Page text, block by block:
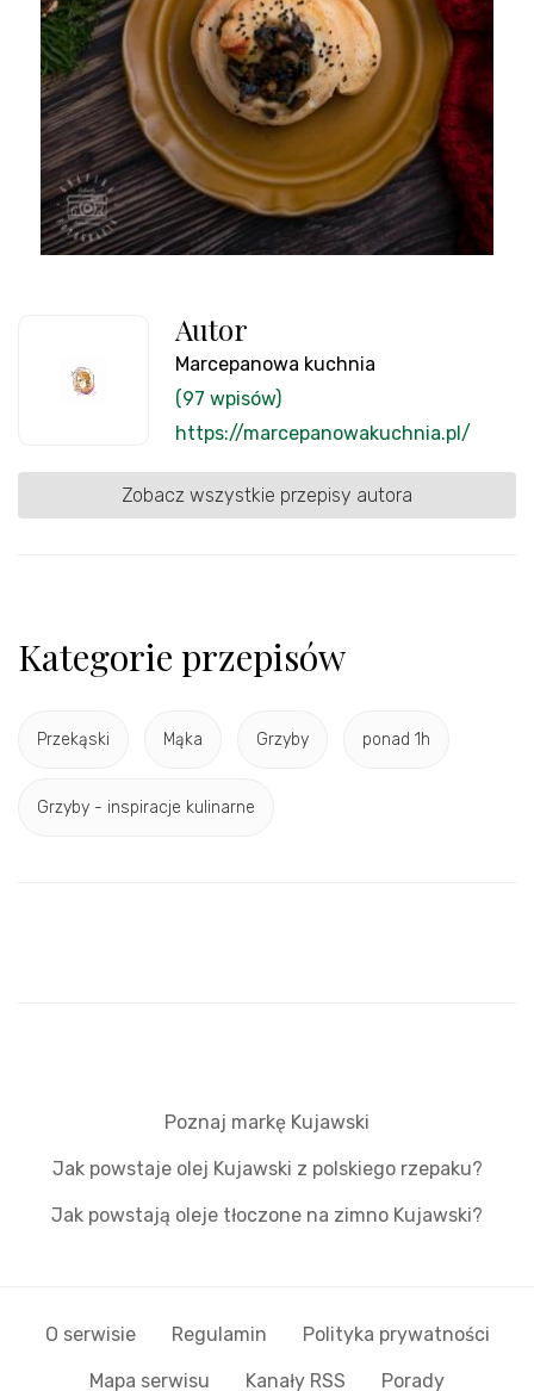
Autor
Marcepanowa kuchnia
(97 wpisów)
https://marcepanowakuchnia.pl/
Zobacz wszystkie przepisy autora
Kategorie przepisów
Przekąski Mąka Grzyby ponad 1h
Grzyby - inspiracje kulinarne
Poznaj markę Kujawski
Jak powstaje olej Kujawski z polskiego rzepaku?
Jak powstają oleje tłoczone na zimno Kujawski?
O serwisie Regulamin Polityka prywatności
Mapa serwisu Kanały RSS Porady